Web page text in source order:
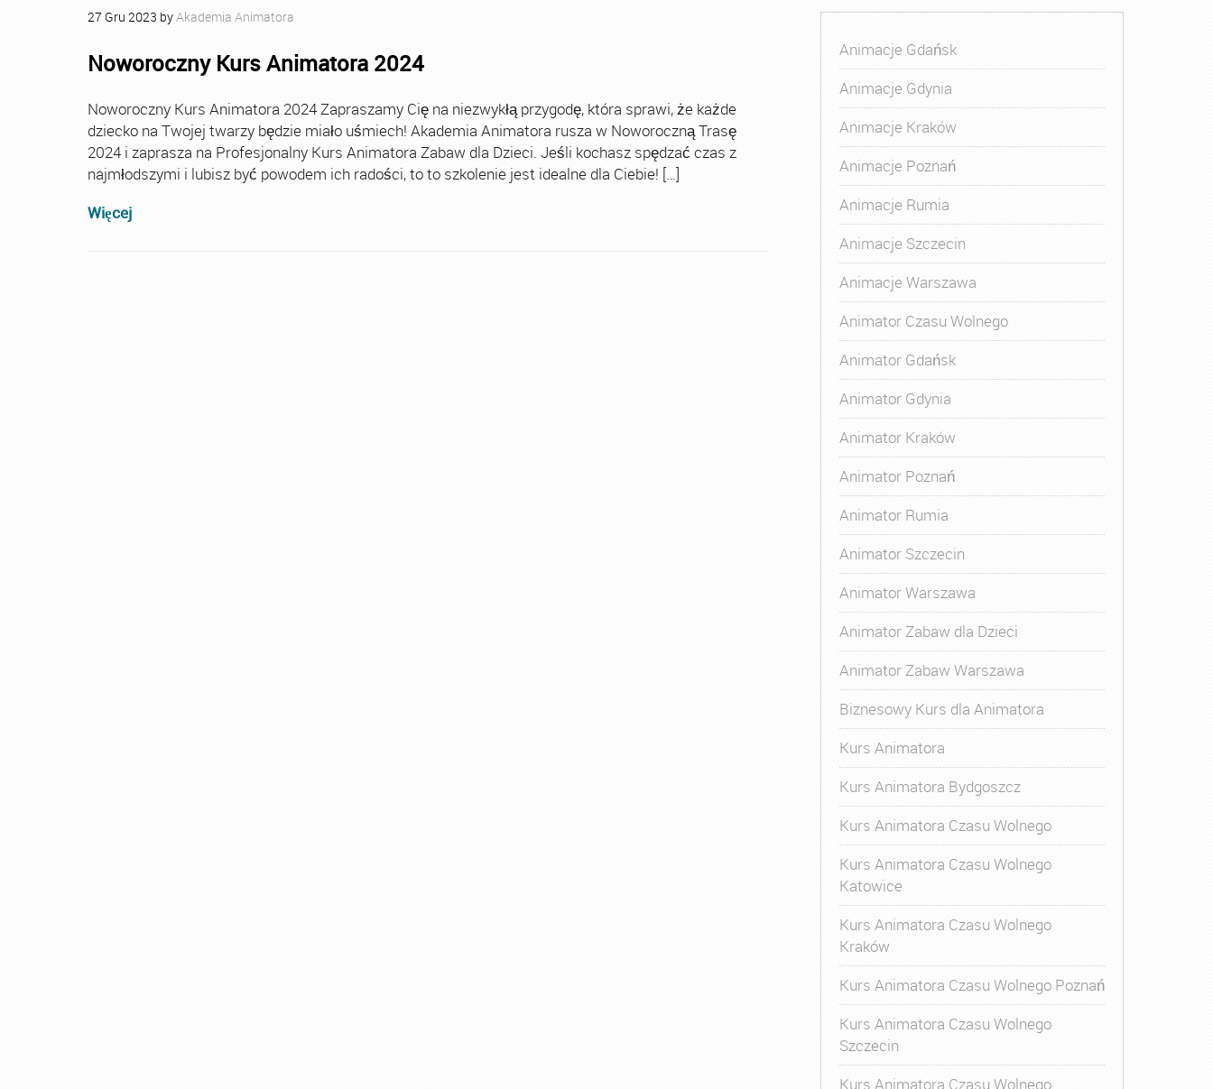
27 Gru 2023 byAkademia Animatora
Noworoczny Kurs Animatora 2024
Noworoczny Kurs Animatora 2024 Zapraszamy Cię na niezwykłą przygodę, która sprawi, że każde
dziecko na Twojej twarzy będzie miało uśmiech! Akademia Animatora rusza w Noworoczną Trasę
2024 i zaprasza na Profesjonalny Kurs Animatora Zabaw dla Dzieci. Jeśli kochasz spędzać czas z
najmłodszymi i lubisz być powodem ich radości, to to szkolenie jest idealne dla Ciebie! […]
Więcej
Animacje Gdańsk
Animacje Gdynia
Animacje Kraków
Animacje Poznań
Animacje Rumia
Animacje Szczecin
Animacje Warszawa
Animator Czasu Wolnego
Animator Gdańsk
Animator Gdynia
Animator Kraków
Animator Poznań
Animator Rumia
Animator Szczecin
Animator Warszawa
Animator Zabaw dla Dzieci
Animator Zabaw Warszawa
Biznesowy Kurs dla Animatora
Kurs Animatora
Kurs Animatora Bydgoszcz
Kurs Animatora Czasu Wolnego
Kurs Animatora Czasu Wolnego
Katowice
Kurs Animatora Czasu Wolnego
Kraków
Kurs Animatora Czasu Wolnego Poznań
Kurs Animatora Czasu Wolnego
Szczecin
Kurs Animatora Czasu Wolnego